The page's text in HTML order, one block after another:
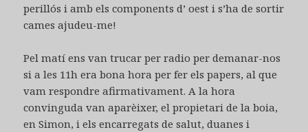
perillós i amb els components d’ oest i s’ha de sortir
cames ajudeu-me!
Pel matí ens van trucar per radio per demanar-nos
si a les 11h era bona hora per fer els papers, al que
vam respondre afirmativament. A la hora
convinguda van aparèixer, el propietari de la boia,
en Simon, i els encarregats de salut, duanes i